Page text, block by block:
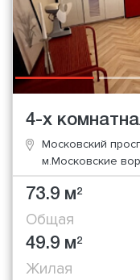
4-х
Московский
м.Московские
73.9 м2
Общая
49.9 м2
Жилая